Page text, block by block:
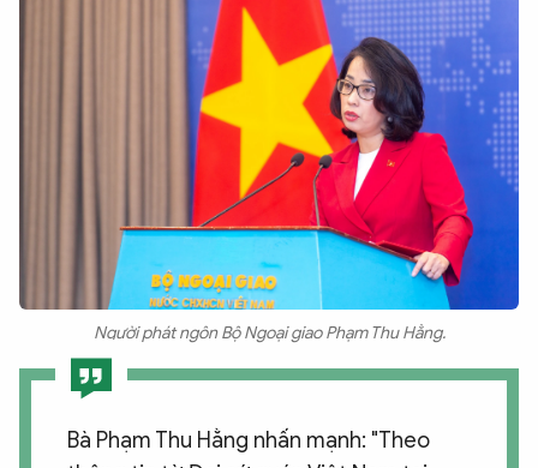
Người phát ngôn Bộ Ngoại giao Phạm Thu Hằng.
Bà Phạm Thu Hằng nhấn mạnh: "Theo